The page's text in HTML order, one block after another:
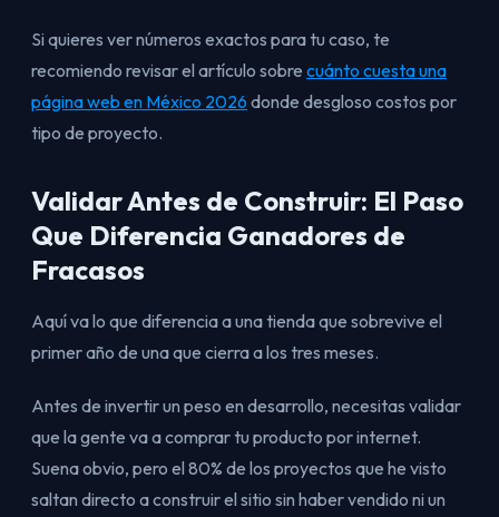
Si quieres ver números exactos para tu caso, te
recomiendo revisar el artículo sobre cuánto cuesta una
página web en México 2026 donde desgloso costos por
tipo de proyecto.
Validar Antes de Construir: El Paso
Que Diferencia Ganadores de
Fracasos
Aquí va lo que diferencia a una tienda que sobrevive el
primer año de una que cierra a los tres meses.
Antes de invertir un peso en desarrollo, necesitas validar
que la gente va a comprar tu producto por internet.
Suena obvio, pero el 80% de los proyectos que he visto
saltan directo a construir el sitio sin haber vendido ni un